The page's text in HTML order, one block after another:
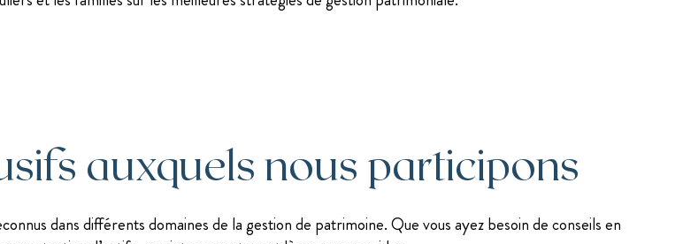
auxquels nous participons
dans différents domaines de la gestion de patrimoine. Que vous ayez besoin de conseils en